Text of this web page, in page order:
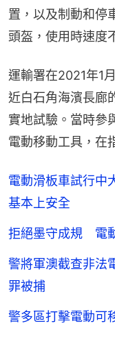
置，以及制動和停
頭盔，使用時速度
運輸署在2021年1
近白石角海濱長廊
實地試驗。當時參
電動移動工具，在
電動滑板車試行
基本上安全
拒絕墨守成規 電
警將軍澳截查非
罪被捕
警多區打擊電動